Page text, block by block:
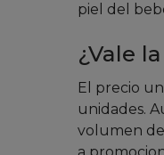
piel del
¿Vale
El precio
unidades.
volumen